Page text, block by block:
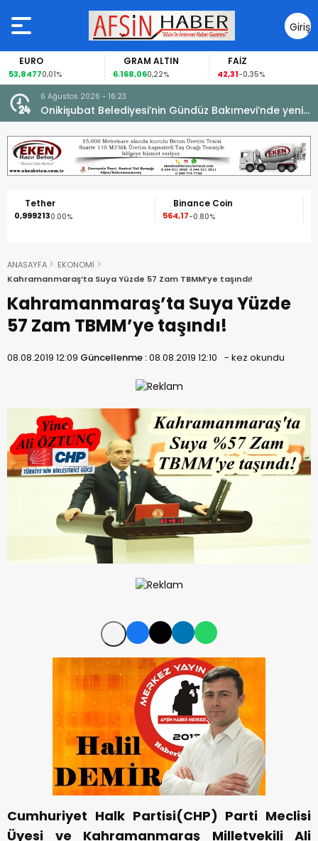
Giriş
Yap
EURO
0,01%
GRAM ALTIN
6.168,060,22%
FAİZ
42,31-0,35%
6 Ağustos 2026 - 16:23
Onikişubat Belediyesi’nin Gündüz Bakımevi’nde yeni
dönemin ön kayıtları başladı.
Tether
0.00%
Binance Coin
564,17-0.80% 1,09
ANASAYFA
EKONOMİ
Kahramanmaraş’ta Suya Yüzde 57 Zam TBMM’ye taşındı!
Kahramanmaraş’ta Suya Yüzde
57 Zam TBMM’ye taşındı!
08.08.2019 12:09 Güncellenme :08.08.2019 12:10 - kez okundu
Cumhuriyet Halk Partisi(CHP) Parti Meclisi
Üyesi ve Kahramanmaraş Milletvekili Ali